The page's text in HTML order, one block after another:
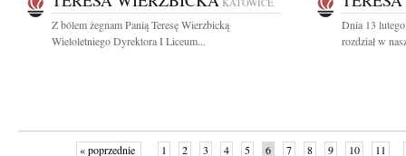
Z bólem żegnam Panią Teresę Wierzbicką
Wieloletniego Dyrektora I Liceum...
Dnia 13
rozdział w
« poprzednie 1 2 3 4 5 6 7 8 9 10 11